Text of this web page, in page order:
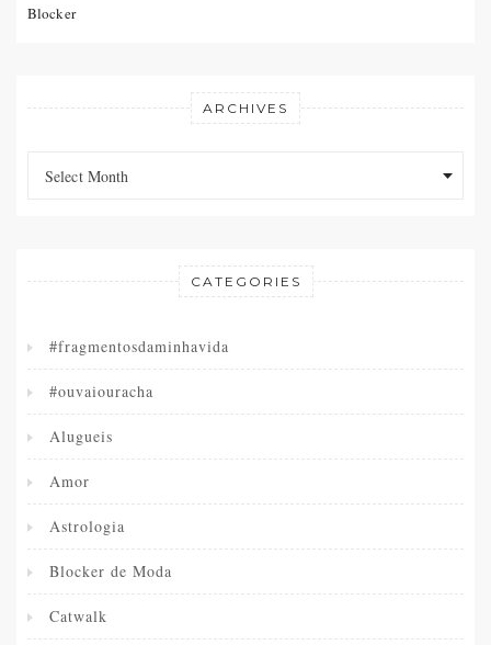
Blocker
ARCHIVES
Select Month
CATEGORIES
#fragmentosdaminhavida
#ouvaiouracha
Alugueis
Amor
Astrologia
Blocker de Moda
Catwalk